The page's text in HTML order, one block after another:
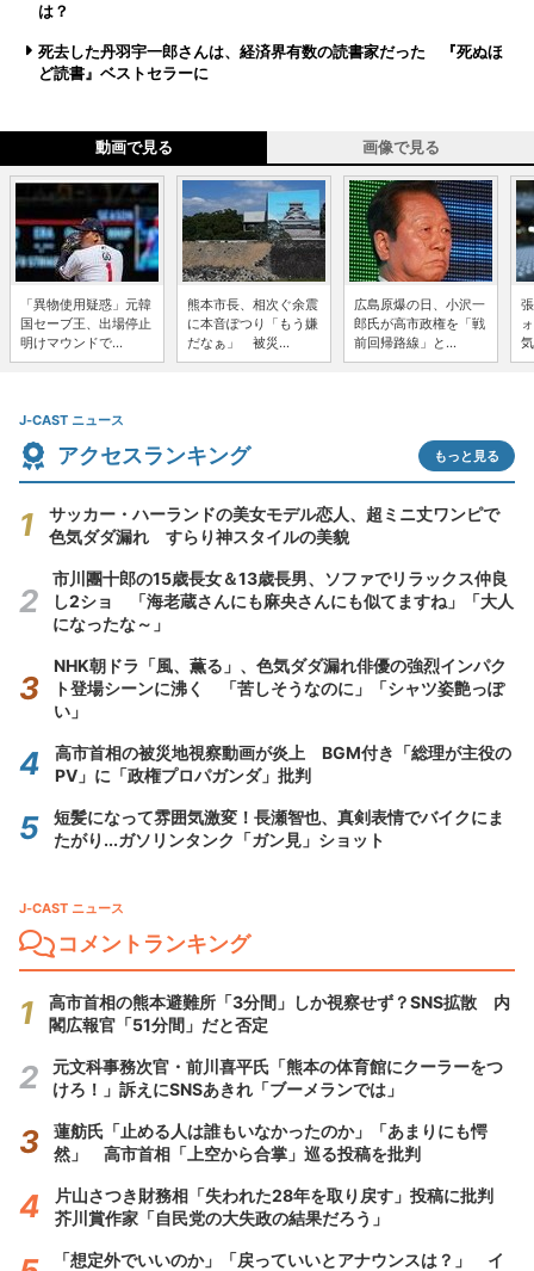
は？
死去した丹羽宇一郎さんは、経済界有数の読書家だった 『死ぬほ
ど読書』ベストセラーに
動画で見る 画像で見る
「異物使用疑惑」元韓
国セーブ王、出場停止
明けマウンドで...
熊本市長、相次ぐ余震
に本音ぽつり「もう嫌
だなぁ」 被災...
広島原爆の日、小沢一
郎氏が高市政権を「戦
前回帰路線」と...
J-CAST ニュース
アクセスランキング もっと見る
サッカー・ハーランドの美女モデル恋人、超ミニ丈ワンピで
色気ダダ漏れ すらり神スタイルの美貌
市川團十郎の15歳長女＆13歳長男、ソファでリラックス仲良
し2ショ 「海老蔵さんにも麻央さんにも似てますね」「大人
になったな～」
NHK朝ドラ「風、薫る」、色気ダダ漏れ俳優の強烈インパク
ト登場シーンに沸く 「苦しそうなのに」「シャツ姿艶っぽ
い」
高市首相の被災地視察動画が炎上 BGM付き「総理が主役の
PV」に「政権プロパガンダ」批判
短髪になって雰囲気激変！長瀬智也、真剣表情でバイクにま
たがり...ガソリンタンク「ガン見」ショット
J-CAST ニュース
コメントランキング
高市首相の熊本避難所「3分間」しか視察せず？SNS拡散 内
閣広報官「51分間」だと否定
元文科事務次官・前川喜平氏「熊本の体育館にクーラーをつ
けろ！」訴えにSNSあきれ「ブーメランでは」
蓮舫氏「止める人は誰もいなかったのか」「あまりにも愕
然」 高市首相「上空から合掌」巡る投稿を批判
片山さつき財務相「失われた28年を取り戻す」投稿に批判
芥川賞作家「自民党の大失政の結果だろう」
「想定外でいいのか」「戻っていいとアナウンスは？」 イ